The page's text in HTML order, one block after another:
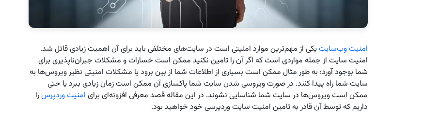
امنیت وب‌سایتیکی از مهم‌ترین موارد امنیتی است در سایت‌های مختلفی باید برای آن اهمیت زیادی قائل شد.
امنیت سایت از جمله مواردی است که اگر آن را تامین نکنید ممکن است خسارات و مشکلات جبران‌ناپذیری برای
شما بوجود آورد؛ به طور مثال ممکن است بسیاری از اطلاعات شما از بین برود یا مشکلات امنیتی نظیر ویروس‌ها به
سایت شما راه پیدا کنند. در صورت ویروسی شدن سایت شما پاکسازی آن ممکن است زمان زیادی ببرد یا حتی
ممکن است ‌ویروس‌ها در سایت شما شناسایی نشوند. در این مقاله قصد معرفی افزونه‌ای برای امنیت وردپرسرا
داریم که توسط آن قادر به تامین امنیت سایت وردپرسی خود خواهید بود.